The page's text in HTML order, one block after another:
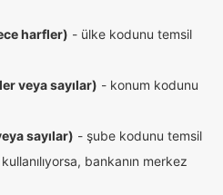
harfler) - ülke kodunu temsil
veya sayılar) - konum kodunu
sayılar) - şube kodunu temsil
bankanın merkez